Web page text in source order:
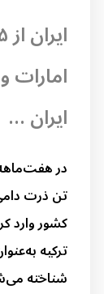
ایران ...
کشور وارد
ترکیه
شناخته